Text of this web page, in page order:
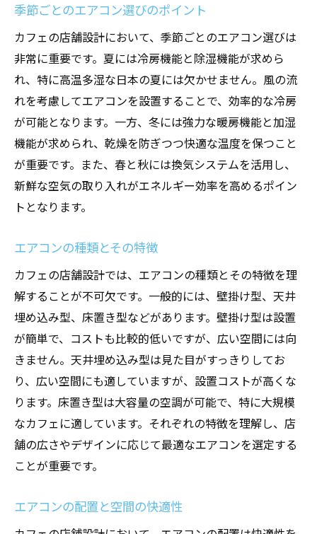
季節ごとのエアコン選びのポイント
カフェの店舗設計において、季節ごとのエアコン選びは
非常に重要です。夏には冷房機能と除湿機能が求めら
れ、特に高温多湿な日本の夏には欠かせません。風の流
れを考慮してエアコンを設置することで、効率的な冷房
が可能となります。一方、冬には強力な暖房機能と加湿
機能が求められ、乾燥を防ぎつつ快適な温度を保つこと
が重要です。また、春と秋には換気システムを活用し、
新鮮な空気の取り入れがエネルギー効率を高めるポイン
トとなります。
エアコンの種類とその特徴
カフェの店舗設計では、エアコンの種類とその特徴を理
解することが不可欠です。一般的には、壁掛け型、天井
埋め込み型、床置き型などがあります。壁掛け型は設置
が簡単で、コストも比較的低いですが、広い空間には向
きません。天井埋め込み型は見た目がすっきりしてお
り、広い空間にも適していますが、設置コストが高くな
ります。床置き型は大容量の空調が可能で、特に大規模
なカフェに適しています。それぞれの特徴を理解し、店
舗の広さやデザインに応じて最適なエアコンを選定する
ことが重要です。
エアコンの配置と空間の快適性